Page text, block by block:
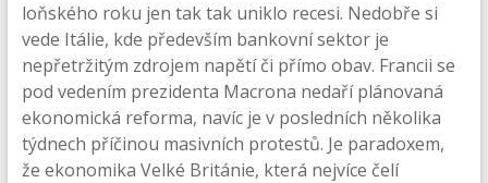
loňského roku jen tak tak uniklo recesi. Nedobře si
vede Itálie, kde především bankovní sektor je
nepřetržitým zdrojem napětí či přímo obav. Francii se
pod vedením prezidenta Macrona nedaří plánovaná
ekonomická reforma, navíc je v posledních několika
týdnech příčinou masivních protestů. Je paradoxem,
že ekonomika Velké Británie, která nejvíce čelí